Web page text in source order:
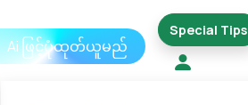
Ai ဖြင့်ပုံထုတ်ယူမည်
Special Tips